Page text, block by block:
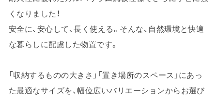
くなりました！
安全に、安心して、長く使える。そんな、自然環境と快適
な暮らしに配慮した物置です。
「収納するものの大きさ」「置き場所のスペース」にあっ
た最適なサイズを、幅位広いバリエーションからお選び